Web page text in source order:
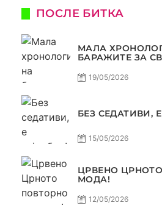
ПОСЛЕ БИТКА
МАЛА
БАРАЖИТЕ ЗА
19/05/2026
БЕЗ СЕДАТИВИ,
15/05/2026
ЦРВЕНО
МОДА!
12/05/2026